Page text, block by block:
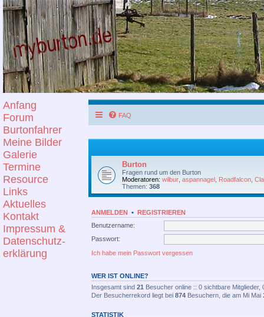
Anfang
Forum
Burtonfahrer
Meine Bilder
Galerie
Termine
Resource
Links
Aktuelles
Kontakt
Impressum &
Datenschutz-
erklärung
FAQ
Burton
Fragen rund um den Burton
Moderatoren: wilbur aspannagel Roadfalcon
Themen: 368
ANMELDEN • REGISTRIEREN
Benutzername:
Passwort:
Ich habe mein Passwort vergessen
WER IST ONLINE?
Insgesamt sind 21 Besucher online :: 0 sichtbare
Der Besucherrekord liegt bei 874 Besuchern, die am Mi Mai
STATISTIK